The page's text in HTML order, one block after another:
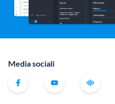
Media sociali